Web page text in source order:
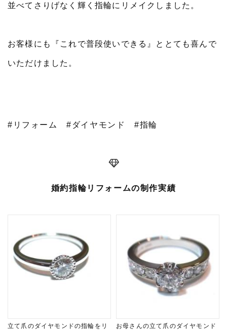
並べてさりげなく輝く指輪にリメイクしました。
お客様にも『これで普段使いできる』ととても喜んで
いただけました。
#リフォーム #ダイヤモンド #指輪
婚約指輪リフォームの制作実績
立て爪のダイヤモンドの指輪をリ
お母さんの立て爪のダイヤモンド